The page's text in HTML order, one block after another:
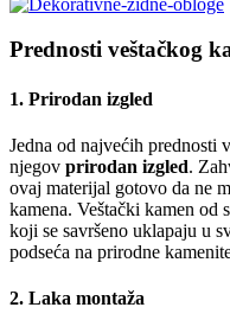
Prednosti veštačkog
1. Prirodan izgled
Jedna od najvećih prednosti
njegov prirodan izgled.
ovaj materijal gotovo da ne
kamena. Veštački kamen od
koji se savršeno uklapaju u
podseća na prirodne
2. Laka montaža